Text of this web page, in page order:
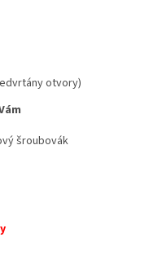
otvory)
šroubovák